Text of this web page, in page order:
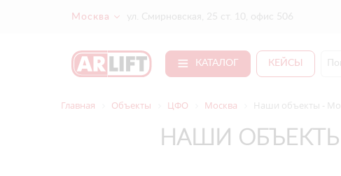
Москва ул. Смирновская, 25 ст. 10, офис 506
КАТАЛОГ КЕЙСЫ
Главная Объекты ЦФО Москва Наши объекты -
НАШИ